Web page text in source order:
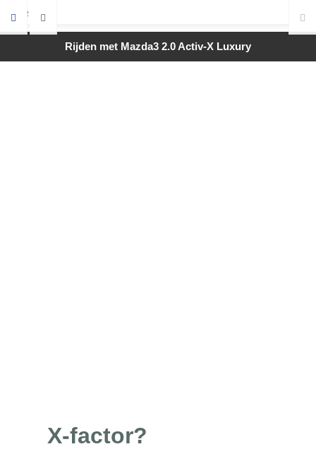
Rijden met Mazda3 2.0 Activ-X Luxury
X-factor?